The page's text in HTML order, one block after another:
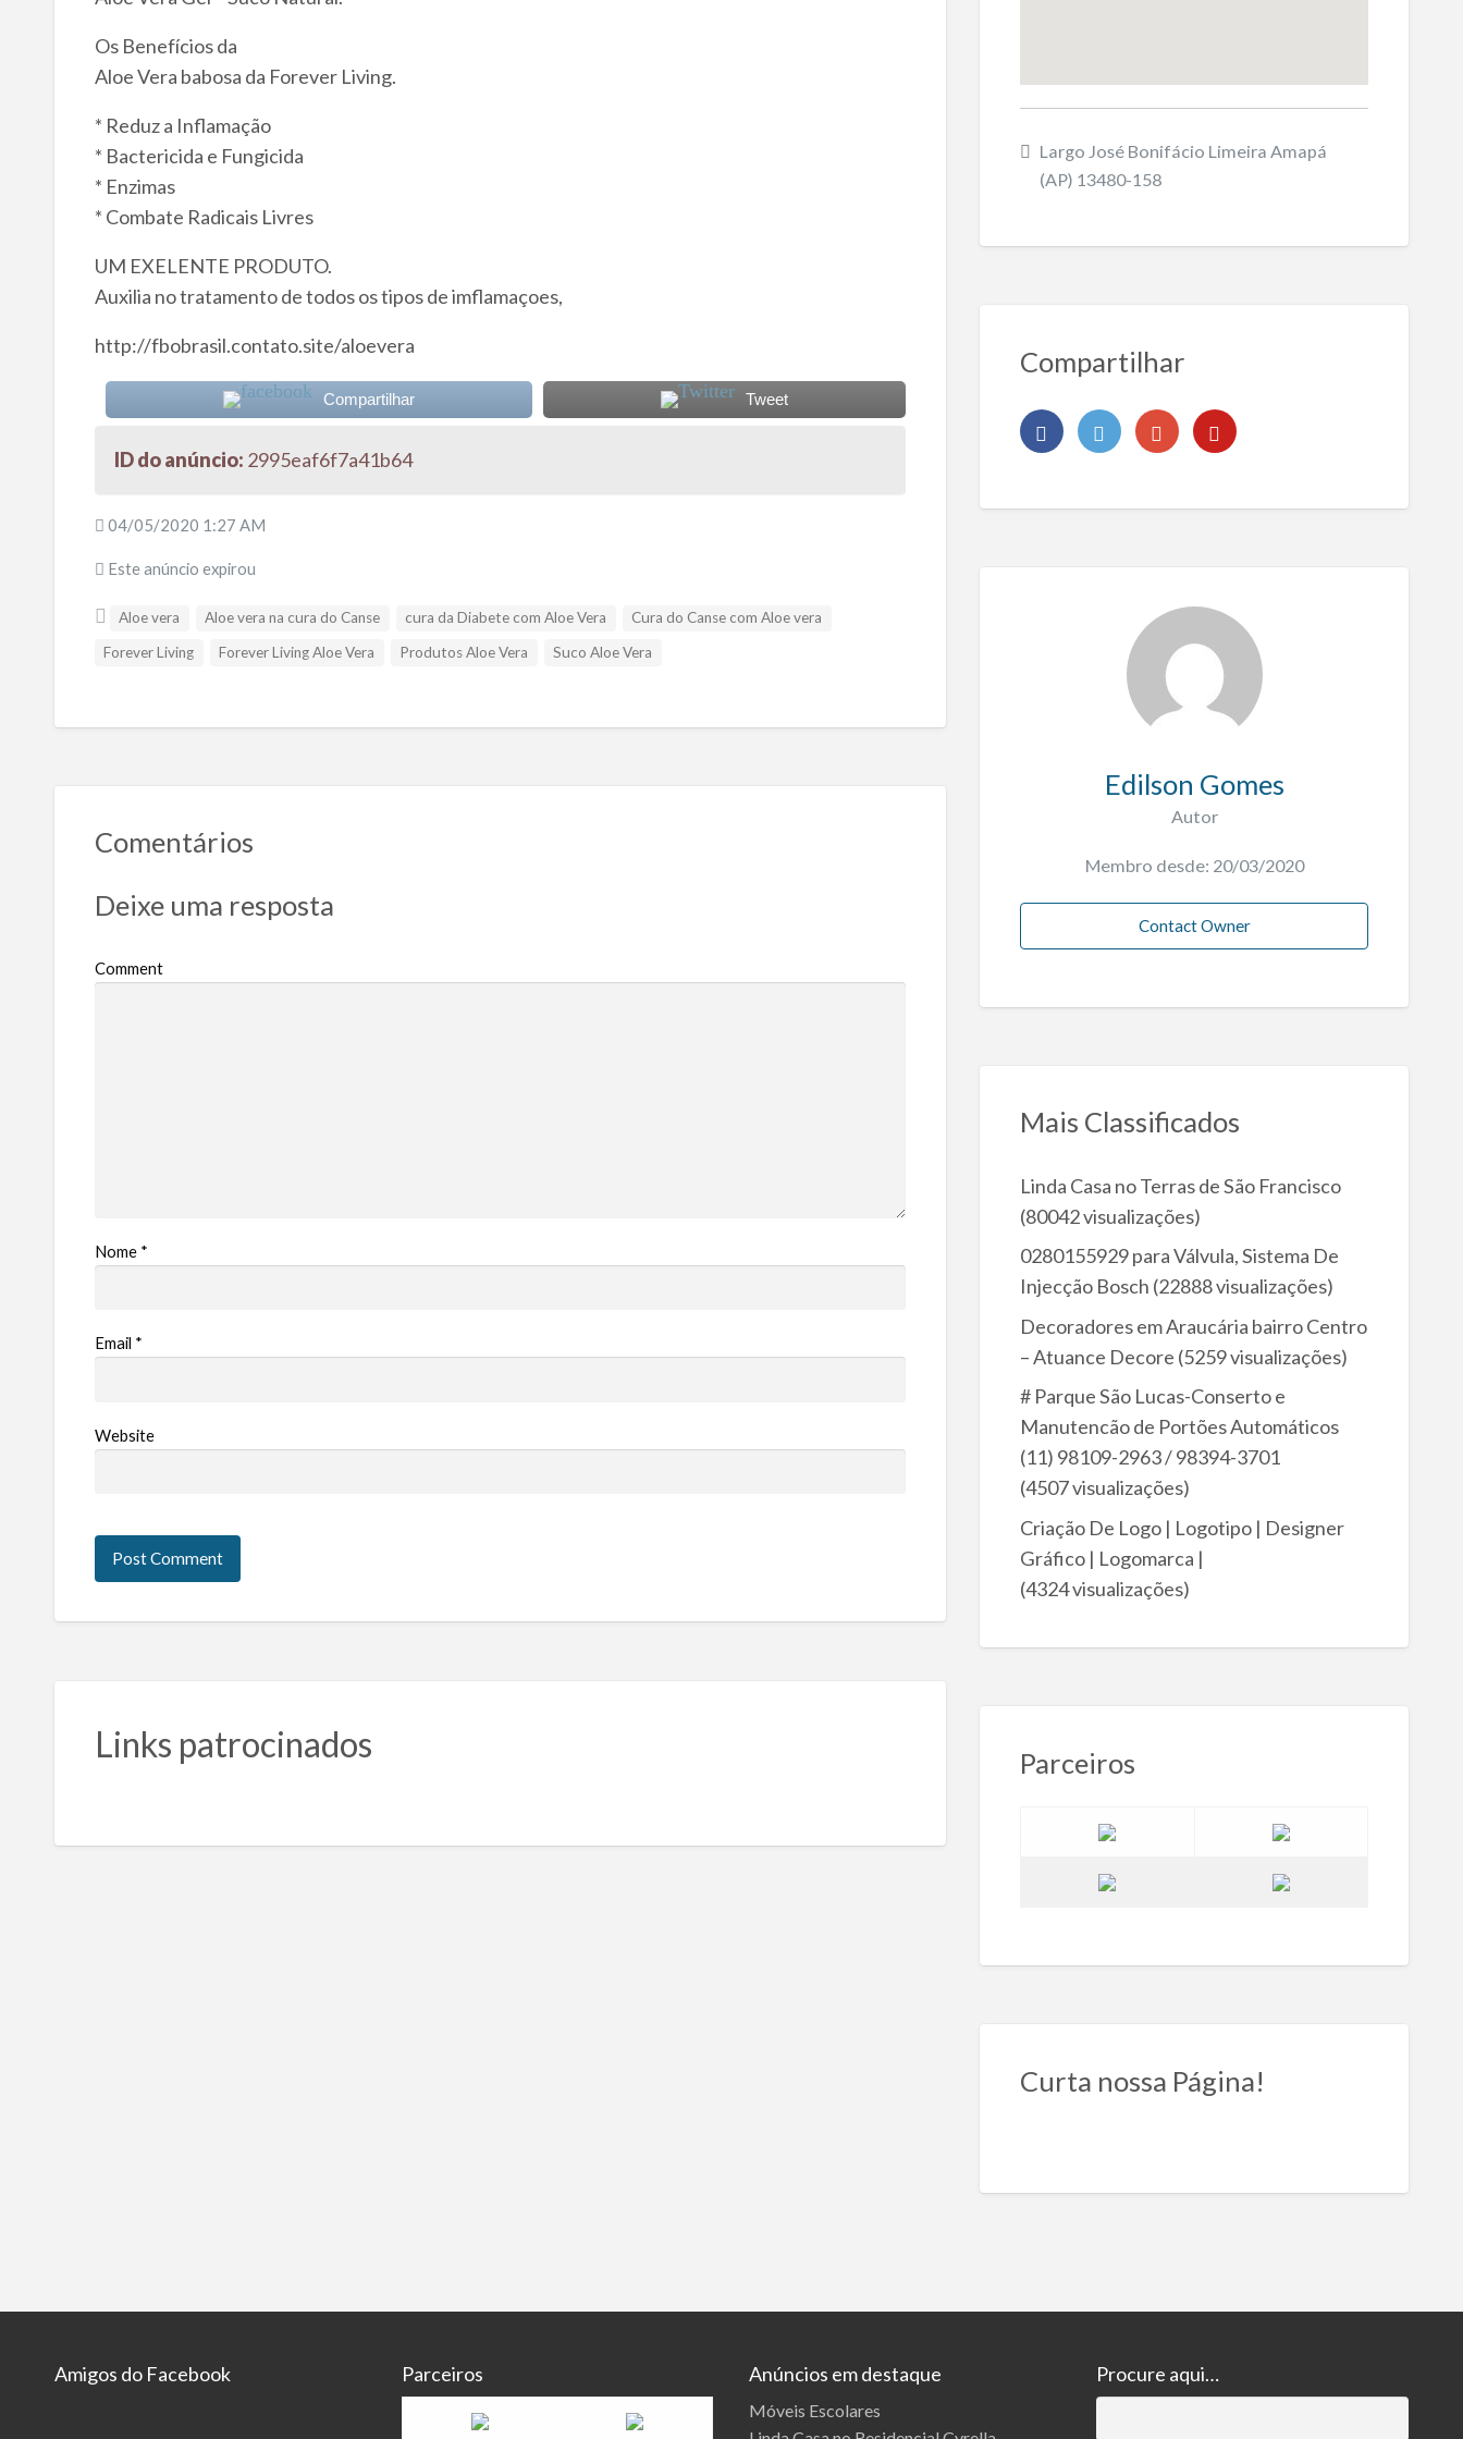
Os Benefícios da
Aloe Vera babosa da Forever Living.
* Reduz a Inflamação
* Bactericida e Fungicida
* Enzimas
* Combate Radicais Livres
UM EXELENTE PRODUTO.
Auxilia no tratamento de todos os tipos de imflamaçoes,
http://fbobrasil.contato.site/aloevera
Compartilhar Tweet
ID do anúncio: 2995eaf6f7a41b64
04/05/2020 1:27 AM
Este anúncio expirou
Aloe vera Aloe vera na cura do Canse cura da Diabete com Aloe Vera
Cura do Canse com Aloe vera
Forever Living
Forever Living Aloe Vera Produtos Aloe Vera Suco Aloe Vera
Comentários
Deixe uma resposta
Comment
Nome *
Email *
Website
Links patrocinados
Largo José Bonifácio Limeira Amapá
(AP) 13480-158
Compartilhar
Edilson Gomes
Autor
Membro desde: 20/03/2020
Contact Owner
Mais Classificados
Linda Casa no Terras de São Francisco
(80042 visualizações)
0280155929 para Válvula, Sistema De
Injecção Bosch (22888 visualizações)
Decoradores em Araucária bairro Centro
– Atuance Decore (5259 visualizações)
# Parque São Lucas-Conserto e
Manutencão de Portões Automáticos
(11) 98109-2963 / 98394-3701
(4507 visualizações)
Criação De Logo | Logotipo | Designer
Gráfico | Logomarca |
(4324 visualizações)
Parceiros
Curta nossa Página!
Amigos do Facebook Parceiros Anúncios em destaque
Móveis Escolares
Procure aqui…